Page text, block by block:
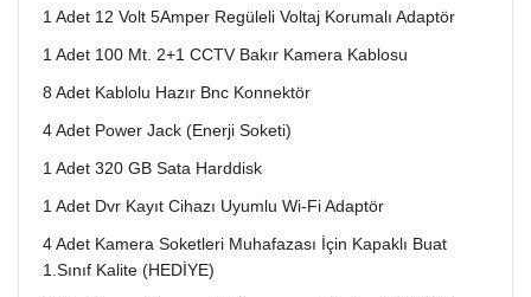
1 Adet 12 Volt 5Amper Regüleli Voltaj Korumalı Adaptör
1 Adet 100 Mt. 2+1 CCTV Bakır Kamera Kablosu
8 Adet Kablolu Hazır Bnc Konnektör
4 Adet Power Jack (Enerji Soketi)
1 Adet 320 GB Sata Harddisk
1 Adet Dvr Kayıt Cihazı Uyumlu Wi-Fi Adaptör
4 Adet Kamera Soketleri Muhafazası İçin Kapaklı Buat
1.Sınıf Kalite (HEDİYE)